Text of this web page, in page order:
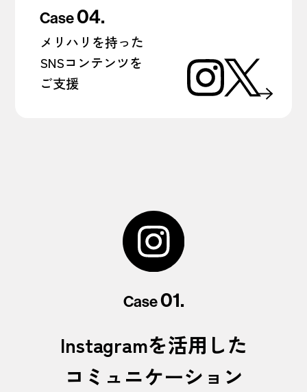
Case04.
メリハリを持った
SNSコンテンツを
ご支援
Case01.
Instagramを活用した
コミュニケーション